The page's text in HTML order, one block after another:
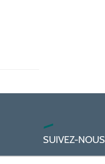
SUIVEZ-NOUS